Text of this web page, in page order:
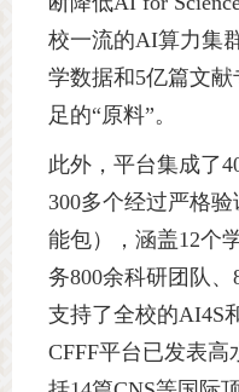
校一流的AI算力集
学数据和5亿篇文献
足的“原料”。
此外，平台集成了
300多个经过严格
能包），涵盖12个
务800余科研团队、
支持了全校的AI4S
CFFF平台已发表高